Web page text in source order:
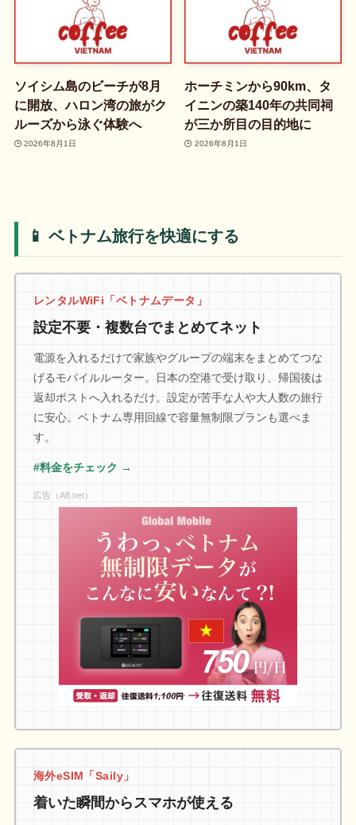
ソイシム島のビーチが8月
に開放、ハロン湾の旅がク
ルーズから泳ぐ体験へ
2026年8月1日
ホーチミンから90km、タ
イニンの築140年の共同祠
が三か所目の目的地に
2026年8月1日
📱 ベトナム旅行を快適にする
レンタルWiFi「ベトナムデータ」
設定不要・複数台でまとめてネット
電源を入れるだけで家族やグループの端末をまとめてつな
げるモバイルルーター。日本の空港で受け取り、帰国後は
返却ポストへ入れるだけ。設定が苦手な人や大人数の旅行
に安心。ベトナム専用回線で容量無制限プランも選べま
す。
#料金をチェック →
広告（A8.net）
海外eSIM「Saily」
着いた瞬間からスマホが使える